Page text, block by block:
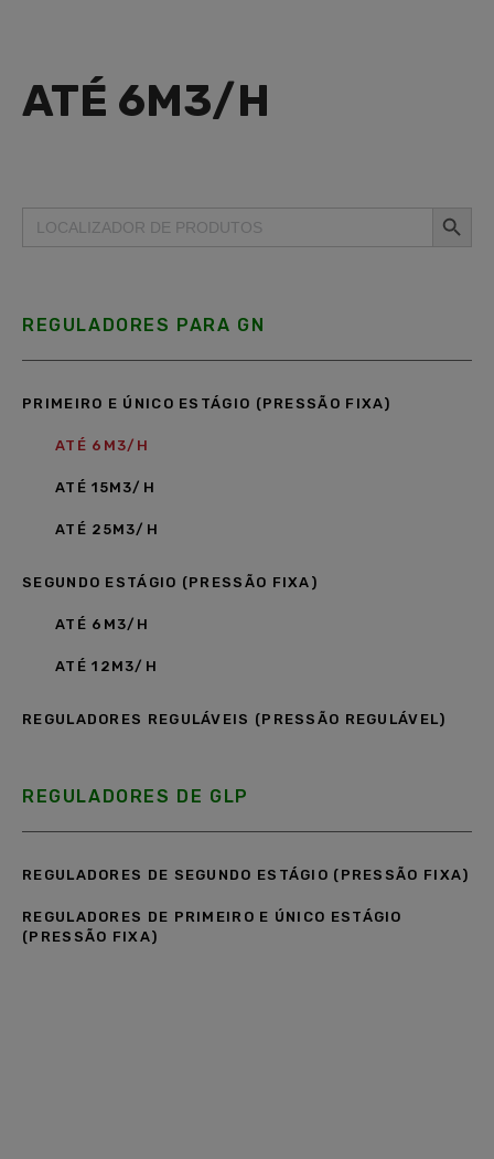
ATÉ 6M3/H
Search
for:
Search Button
REGULADORES PARA GN
PRIMEIRO E ÚNICO ESTÁGIO (PRESSÃO FIXA)
ATÉ 6M3/H
ATÉ 15M3/H
ATÉ 25M3/H
SEGUNDO ESTÁGIO (PRESSÃO FIXA)
ATÉ 6M3/H
ATÉ 12M3/H
REGULADORES REGULÁVEIS (PRESSÃO REGULÁVEL)
REGULADORES DE GLP
REGULADORES DE SEGUNDO ESTÁGIO (PRESSÃO FIXA)
REGULADORES DE PRIMEIRO E ÚNICO ESTÁGIO
(PRESSÃO FIXA)